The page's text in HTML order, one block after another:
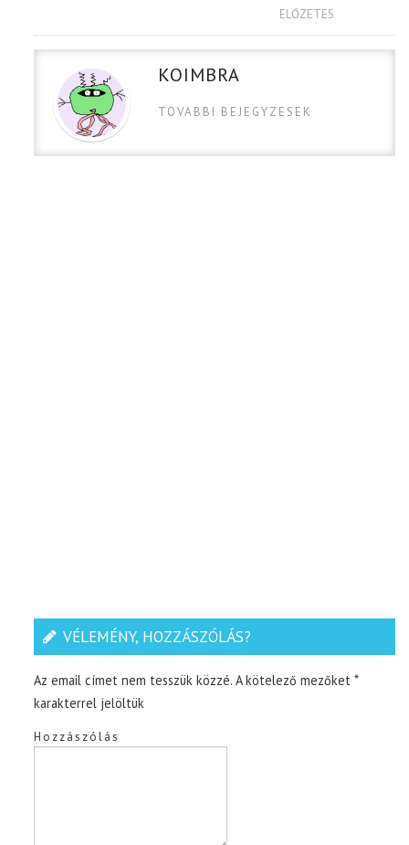
ELŐZETES
KOIMBRA
TOVABBI BEJEGYZESEK
VÉLEMÉNY, HOZZÁSZÓLÁS?
Az email címet nem tesszük közzé. A kötelező mezőket*
karakterrel jelöltük
Hozzászólás